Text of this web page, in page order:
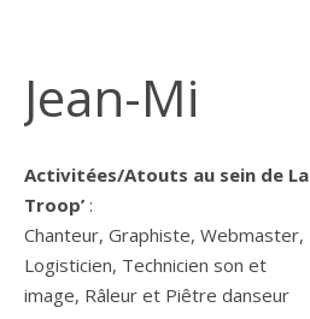
Jean-Mi
Activitées/Atouts au sein de La
Troop’ :
Chanteur, Graphiste, Webmaster,
Logisticien, Technicien son et
image, Râleur et Piêtre danseur